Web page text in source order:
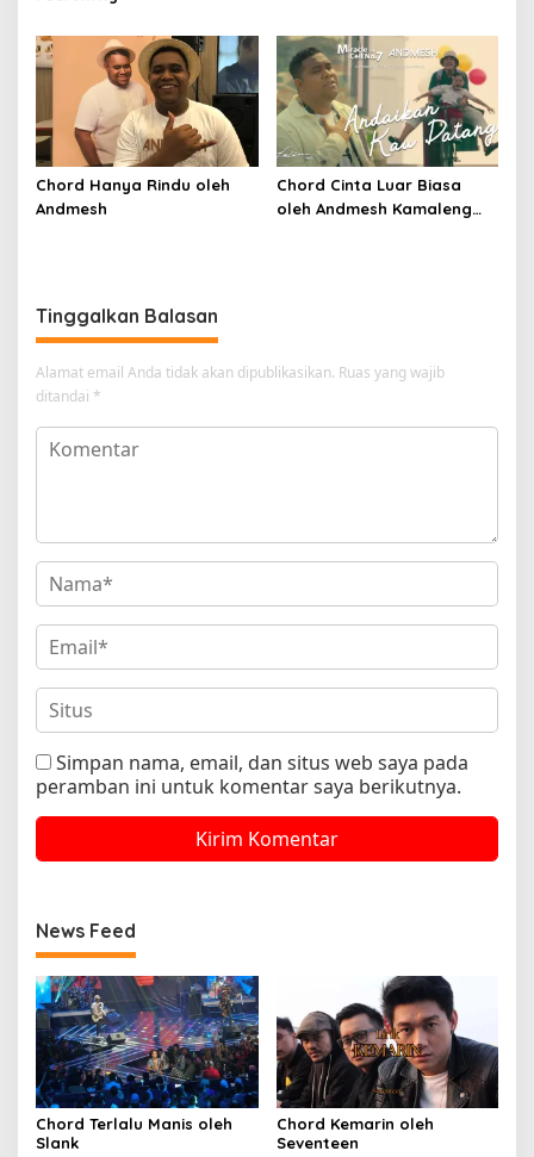
Chord Hanya Rindu oleh
Andmesh
Chord Cinta Luar Biasa
oleh Andmesh Kamaleng
Tinggalkan Balasan
Alamat email Anda tidak akan dipublikasikan. Ruas yang wajib
ditandai *
Simpan nama, email, dan situs web saya pada
peramban ini untuk komentar saya berikutnya.
News Feed
Chord Terlalu Manis oleh
Slank
Chord Kemarin oleh
Seventeen